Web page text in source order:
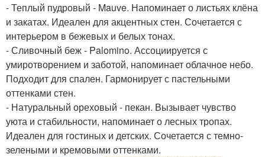
- Теплый пудровый - Mauve. Напоминает о листьях клёна
и закатах. Идеален для акцентных стен. Сочетается с
интерьером в бежевых и белых тонах.
- Сливочный беж - Palomino. Ассоциируется с
умиротворением и заботой, напоминает облачное небо.
Подходит для спален. Гармонирует с пастельными
оттенками стен.
- Натуральный ореховый - пекан. Вызывает чувство
уюта и стабильности, напоминает о лесных тропах.
Идеален для гостиных и детских. Сочетается с темно-
зелеными и кремовыми оттенками.